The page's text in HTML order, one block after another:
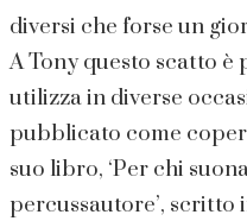
diversi che forse un
A Tony questo scatto
utilizza in diverse
pubblicato come
suo libro, ‘Per chi
percussautore’, scritto